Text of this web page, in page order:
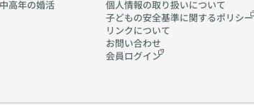
高年の婚活
個人情報の取り扱いについて
子どもの安全基準に関するポリシー
リンクについて
お問い合わせ
会員ログイン